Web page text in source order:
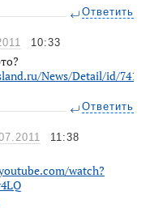
Ответить
10:33
News/Detail/id/
Ответить
11:38
watch?